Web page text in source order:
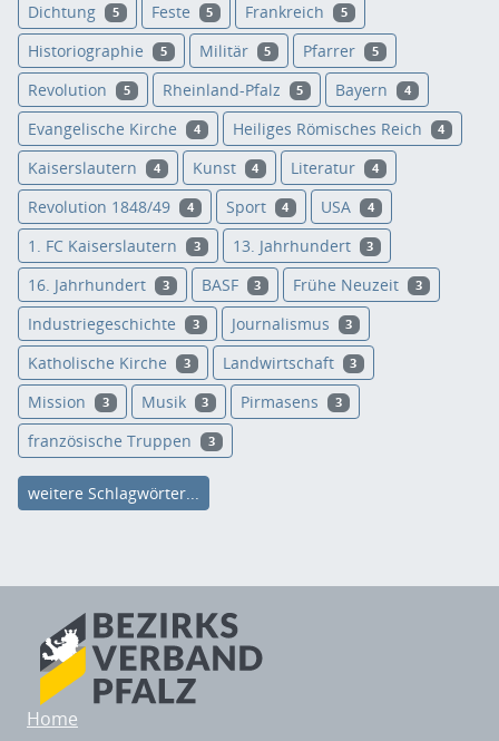
Dichtung 5 Feste 5 Frankreich 5
Historiographie 5 Militär 5 Pfarrer 5
Revolution 5 Rheinland-Pfalz 5 Bayern 4
Evangelische Kirche 4 Heiliges Römisches Reich 4
Kaiserslautern 4 Kunst 4 Literatur 4
Revolution 1848/49 4 Sport 4 USA 4
1. FC Kaiserslautern 3 13. Jahrhundert 3
16. Jahrhundert 3 BASF 3 Frühe Neuzeit 3
Industriegeschichte 3 Journalismus 3
Katholische Kirche 3 Landwirtschaft 3
Mission 3 Musik 3 Pirmasens 3
französische Truppen 3
weitere Schlagwörter...
Home